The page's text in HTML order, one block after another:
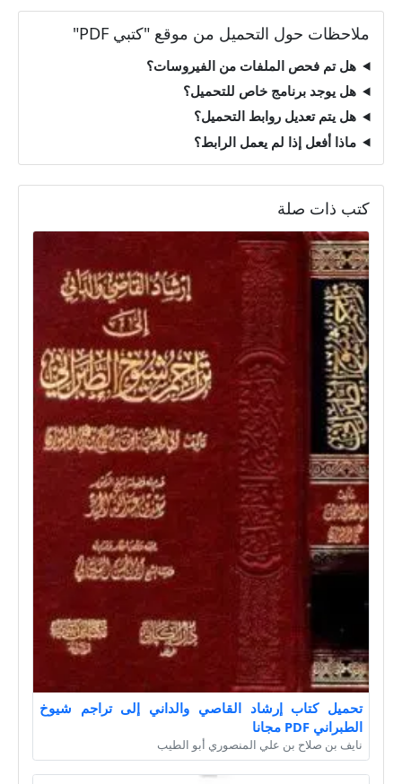
ملاحظات حول التحميل من موقع "كتبي PDF"
هل تم فحص الملفات من الفيروسات؟
هل يوجد برنامج خاص للتحميل؟
هل يتم تعديل روابط التحميل؟
ماذا أفعل إذا لم يعمل الرابط؟
كتب ذات صلة
تحميل كتاب إرشاد القاصي والداني إلى تراجم شيوخ
الطبراني PDF مجانا
نايف بن صلاح بن علي المنصوري أبو الطيب